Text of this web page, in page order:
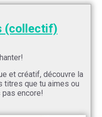
(collectif)
et créatif, découvre la
titres que tu aimes ou
pas encore!